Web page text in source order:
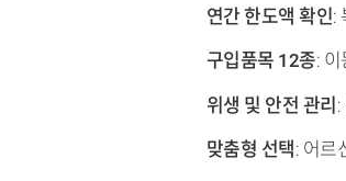
TL;DR (핵심 요
연간 한도액 확인:
구입품목 12종:
위생 및 안전 관리
맞춤형 선택: 어르